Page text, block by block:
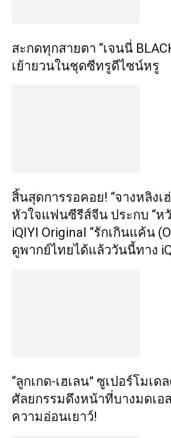
สะกดทุกสายตา “เจนนี่
เย้ายวนในชุดซีทรูดีไซน์หรู
สิ้นสุดการรอคอย! “จางหลิงเ
หัวใจแฟนซีรีส์จีน ประกบ “ห
iQIYI Original “รักเกินแค้น
ดูพากย์ไทยได้แล้ววันนี้ทาง
“ลูกเกด-เฮเลน” ซูเปอร์โมเ
ศัลยกรรมดึงหน้า​ที่บางมดเอ
ความอ่อนเยาว์!